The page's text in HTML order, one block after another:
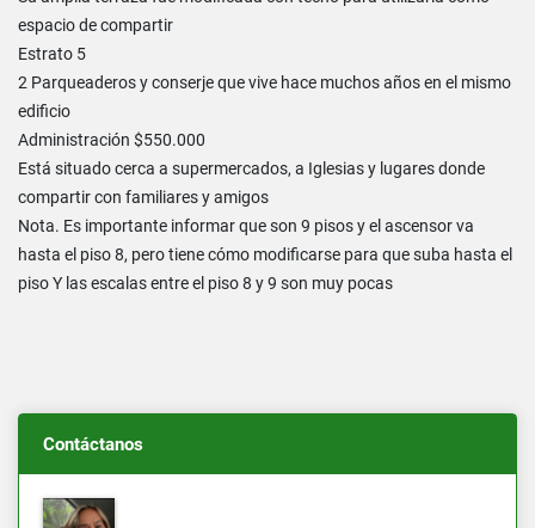
espacio de compartir
Estrato 5
2 Parqueaderos y conserje que vive hace muchos años en el mismo
edificio
Administración $550.000
Está situado cerca a supermercados, a Iglesias y lugares donde
compartir con familiares y amigos
Nota. Es importante informar que son 9 pisos y el ascensor va
hasta el piso 8, pero tiene cómo modificarse para que suba hasta el
piso Y las escalas entre el piso 8 y 9 son muy pocas
Contáctanos